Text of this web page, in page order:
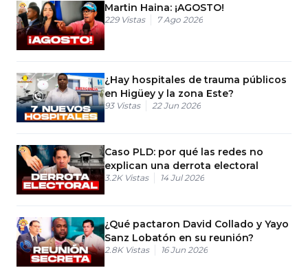
Martin Haina: ¡AGOSTO!
229 Vistas 7 Ago 2026
¿Hay hospitales de trauma públicos
en Higüey y la zona Este?
93 Vistas 22 Jun 2026
Caso PLD: por qué las redes no
explican una derrota electoral
3.2K Vistas 14 Jul 2026
¿Qué pactaron David Collado y Yayo
Sanz Lobatón en su reunión?
2.8K Vistas 16 Jun 2026